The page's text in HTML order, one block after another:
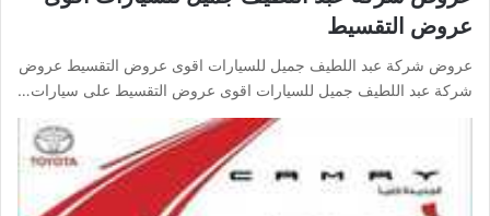
عروض التقسيط
عروض شركة عبد اللطيف جميل للسيارات اقوى عروض التقسيط عروض
شركة عبد اللطيف جميل للسيارات اقوى عروض التقسيط على سيارات…